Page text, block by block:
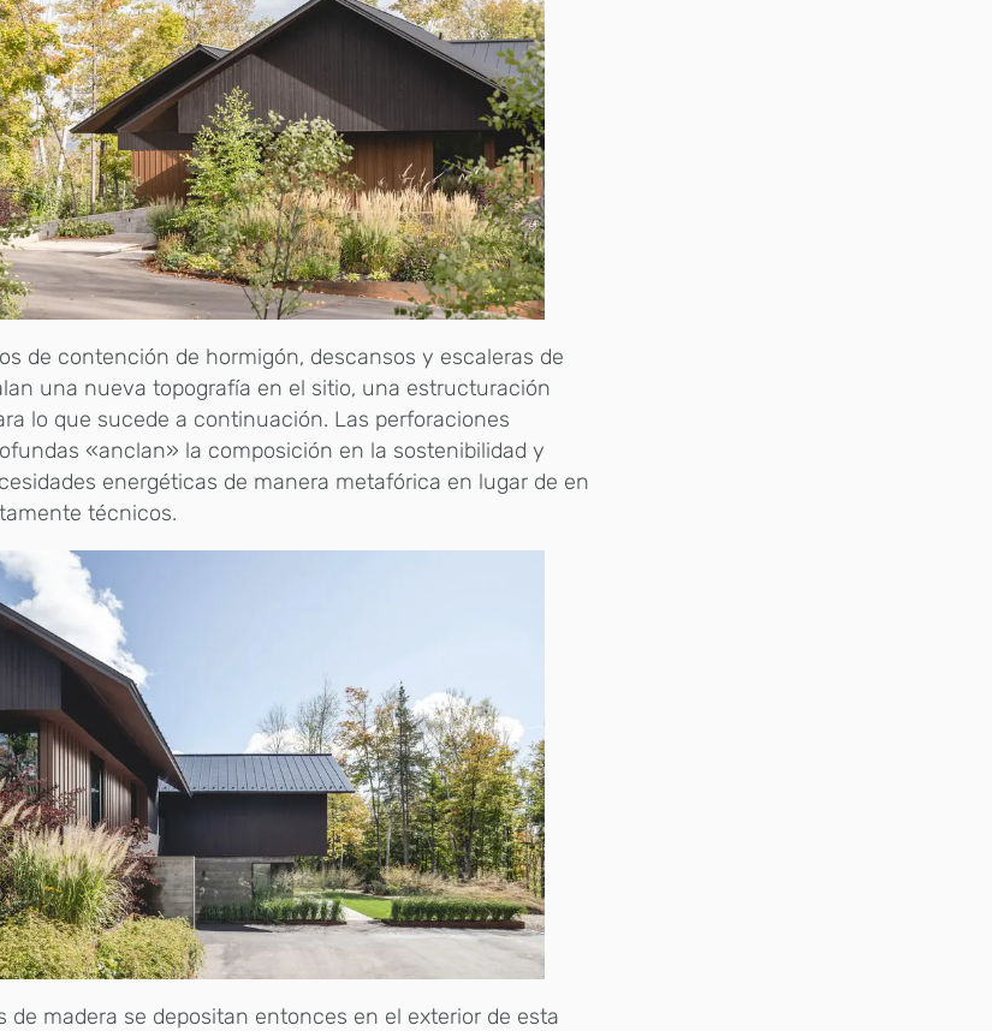
de contención de hormigón, descansos y escaleras de
una nueva topografía en el sitio, una estructuración
lo que sucede a continuación. Las perforaciones
«anclan» la composición en la sostenibilidad y
energéticas de manera metafórica en lugar de en
técnicos.
de madera se depositan entonces en el exterior de esta